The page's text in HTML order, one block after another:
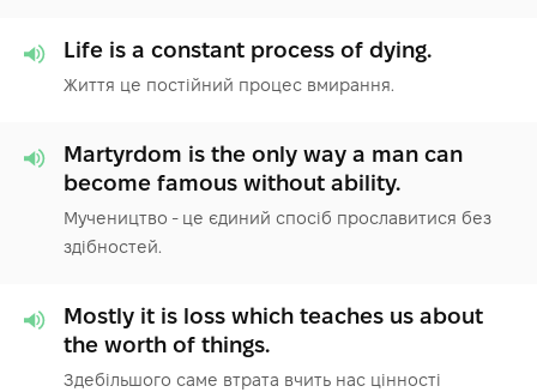
Life is a constant process of dying.
Життя це постійний процес вмирання.
Martyrdom is the only way a man can
become famous without ability.
Мучеництво - це єдиний спосіб прославитися без
здібностей.
Mostly it is loss which teaches us about
the worth of things.
Здебільшого саме втрата вчить нас цінності